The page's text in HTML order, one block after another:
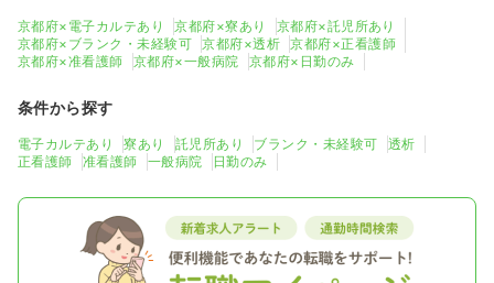
京都府×電子カルテあり 京都府×寮あり
京都府×託児所あり
京都府×ブランク・未経験可
京都府×透析
京都府×正看護師
京都府×准看護師
京都府×一般病院 京都府×日勤のみ
条件から探す
電子カルテあり 寮あり 託児所あり ブランク・未経験可
透析
正看護師
准看護師 一般病院 日勤のみ